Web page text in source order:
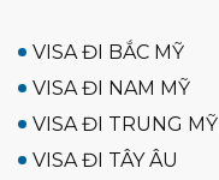
VISA ĐI BẮC MỸ
VISA ĐI NAM MỸ
VISA ĐI TRUNG MỸ
VISA ĐI TÂY ÂU